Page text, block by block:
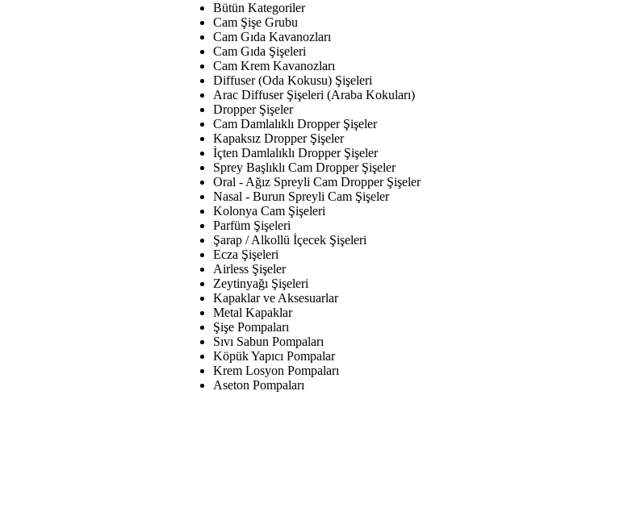
Bütün Kategoriler
Cam Şişe Grubu
Cam Gıda Kavanozları
Cam Gıda Şişeleri
Cam Krem Kavanozları
Diffuser (Oda Kokusu) Şişeleri
Arac Diffuser Şişeleri (Araba Kokuları)
Dropper Şişeler
Cam Damlalıklı Dropper Şişeler
Kapaksız Dropper Şişeler
İçten Damlalıklı Dropper Şişeler
Sprey Başlıklı Cam Dropper Şişeler
Oral - Ağız Spreyli Cam Dropper Şişeler
Nasal - Burun Spreyli Cam Şişeler
Kolonya Cam Şişeleri
Parfüm Şişeleri
Şarap / Alkollü İçecek Şişeleri
Ecza Şişeleri
Airless Şişeler
Zeytinyağı Şişeleri
Kapaklar ve Aksesuarlar
Metal Kapaklar
Şişe Pompaları
Sıvı Sabun Pompaları
Köpük Yapıcı Pompalar
Krem Losyon Pompaları
Aseton Pompaları